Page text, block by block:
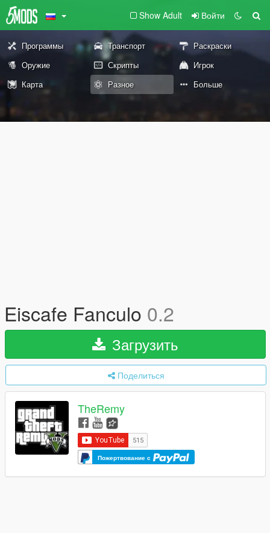
Show Adult Войти
Программы Транспорт
Раскраски
Оружие
Скрипты
Игрок
Карта
Разное Больше
Eiscafe Fanculo 0.2
Загрузить
Поделиться
TheRemy
Пожертвование с